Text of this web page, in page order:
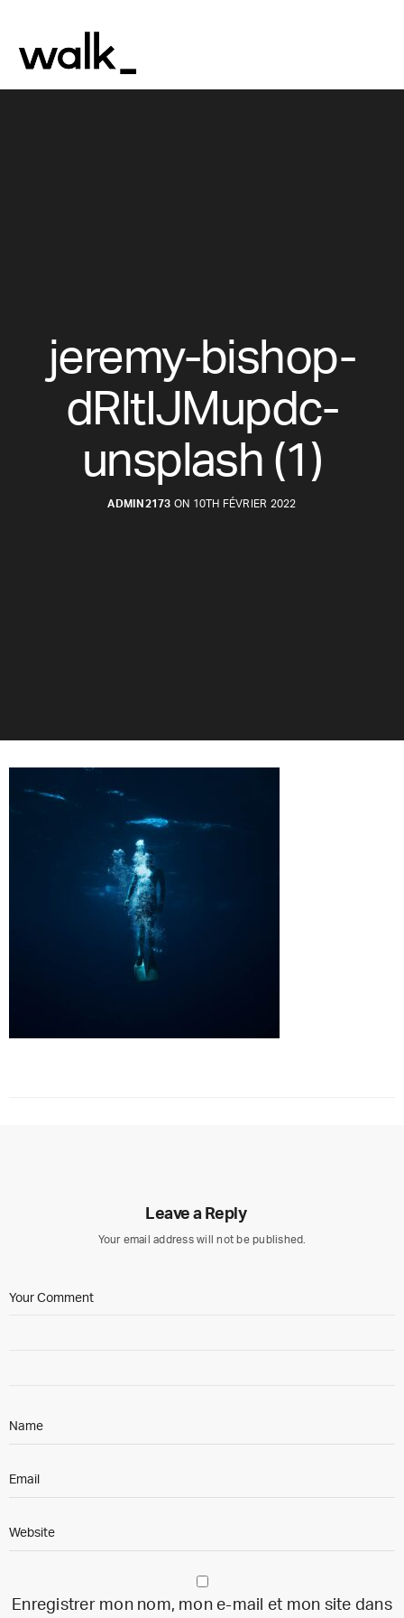
jeremy-bishop-
dRltIJMupdc-
unsplash (1)
ADMIN2173 ON 10TH FÉVRIER 2022
Leave a Reply
Your email address will not be published.
Enregistrer mon nom, mon e-mail et mon site dans